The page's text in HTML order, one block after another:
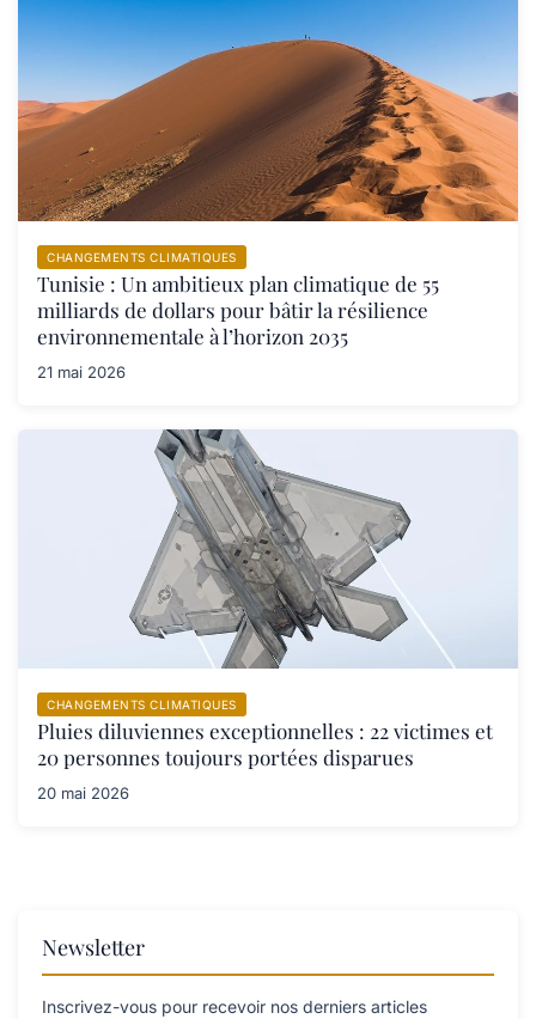
CHANGEMENTS CLIMATIQUES
Tunisie : Un ambitieux plan climatique de 55
milliards de dollars pour bâtir la résilience
environnementale à l’horizon 2035
21 mai 2026
CHANGEMENTS CLIMATIQUES
Pluies diluviennes exceptionnelles : 22 victimes et
20 personnes toujours portées disparues
20 mai 2026
Newsletter
Inscrivez-vous pour recevoir nos derniers articles